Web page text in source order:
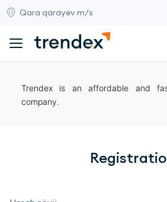
Qara qarayev m/s
Trendex is an affordable and
company.